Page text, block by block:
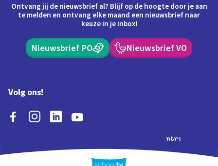
Ontvang jij de nieuwsbrief al? Blijf op de hoogte door je aan
te melden en ontvang elke maand een nieuwsbrief naar
keuze in je inbox!
Nieuwsbrief PO Nieuwsbrief VO
Volg ons!